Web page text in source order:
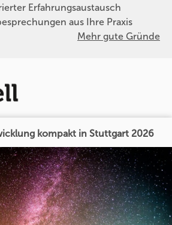
Erfahrungsaustausch
aus Ihre Praxis
Mehr gute Gründe
kompakt in Stuttgart 2026